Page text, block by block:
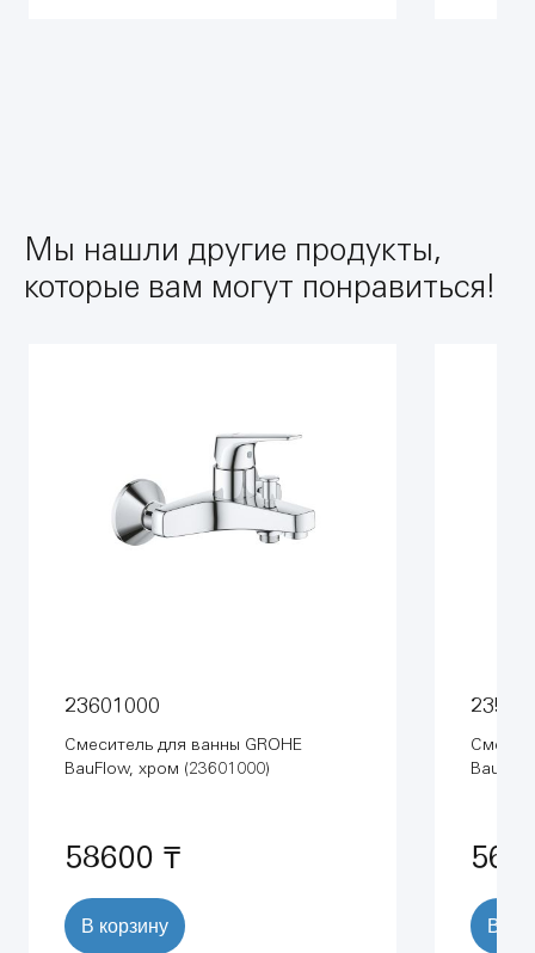
Мы нашли другие продукты,
которые вам могут понравиться!
23601000
Смеситель для ванны GROHE
BauFlow, хром (23601000)
58600 ₸
В корзину В